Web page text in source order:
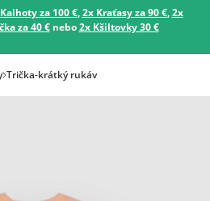
za 100 €,2x Kraťasy za 90 €,2x
za 40 €nebo2x Kšiltovky 30 €
Trička-krátký rukáv